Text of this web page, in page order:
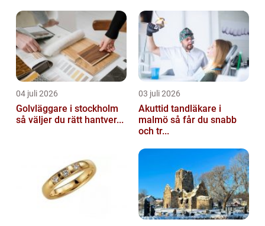
04 juli 2026
Golvläggare i stockholm
så väljer du rätt hantver...
03 juli 2026
Akuttid tandläkare i
malmö så får du snabb
och tr...